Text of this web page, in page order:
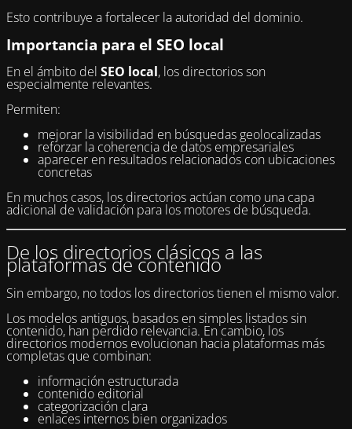
Esto contribuye a fortalecer la autoridad del dominio.
Importancia para el SEO local
En el ámbito del SEO local, los directorios son
especialmente relevantes.
Permiten:
mejorar la visibilidad en búsquedas geolocalizadas
reforzar la coherencia de datos empresariales
aparecer en resultados relacionados con ubicaciones
concretas
En muchos casos, los directorios actúan como una capa
adicional de validación para los motores de búsqueda.
De los directorios clásicos a las
plataformas de contenido
Sin embargo, no todos los directorios tienen el mismo valor.
Los modelos antiguos, basados en simples listados sin
contenido, han perdido relevancia. En cambio, los
directorios modernos evolucionan hacia plataformas más
completas que combinan:
información estructurada
contenido editorial
categorización clara
enlaces internos bien organizados